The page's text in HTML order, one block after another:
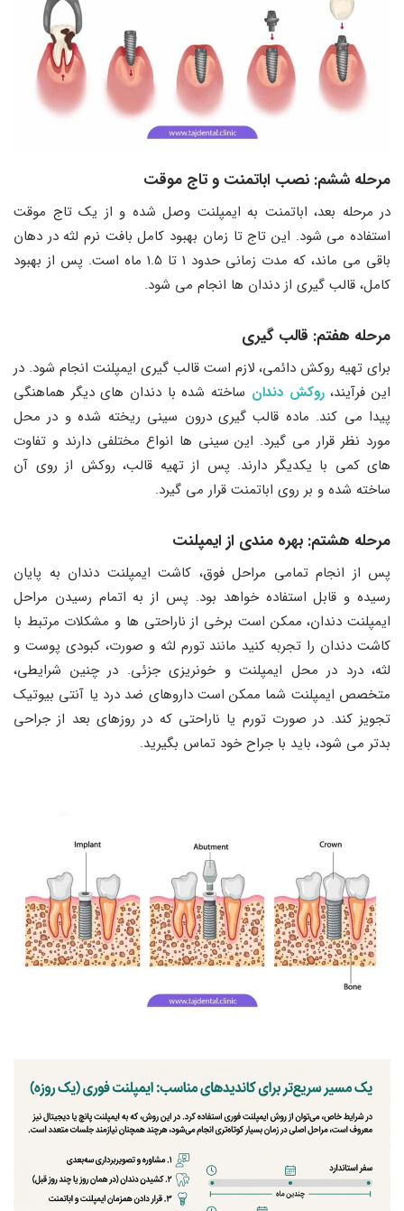
مرحله ششم: نصب اباتمنت و تاج موقت
در مرحله بعد، اباتمنت به ایمپلنت وصل شده و از یک تاج موقت
استفاده می ‌شود. این تاج تا زمان بهبود کامل بافت نرم لثه در دهان
باقی می ‌ماند، که مدت زمانی حدود 1 تا 1.5 ماه است. پس از بهبود
کامل، قالب ‌گیری از دندان ‌ها انجام می ‌شود.
مرحله هفتم: قالب گیری
برای تهیه روکش دائمی، لازم است قالب گیری ایمپلنت انجام شود. در
این فرآیند،روکش دندان ساخته شده با دندان ‌های دیگر هماهنگی
پیدا می ‌کند. ماده قالب‌ گیری درون سینی ریخته شده و در محل
مورد نظر قرار می‌ گیرد. این سینی ‌ها انواع مختلفی دارند و تفاوت
‌های کمی با یکدیگر دارند. پس از تهیه قالب، روکش از روی آن
ساخته شده و بر روی اباتمنت قرار می‌ گیرد.
مرحله هشتم: بهره‌ مندی از ایمپلنت
پس از انجام تمامی مراحل فوق، کاشت ایمپلنت دندان به پایان
رسیده و قابل استفاده خواهد بود. پس از به ‌اتمام رسیدن مراحل
ایمپلنت دندان، ممکن است برخی از ناراحتی ‌ها و مشکلات مرتبط با
کاشت دندان را تجربه کنید مانند تورم لثه و صورت، کبودی پوست و
لثه، درد در محل ایمپلنت و خونریزی جزئی. در چنین شرایطی،
متخصص ایمپلنت شما ممکن است داروهای ضد درد یا آنتی ‌بیوتیک
تجویز کند. در صورت تورم یا ناراحتی که در روزهای بعد از جراحی
بدتر می ‌شود، باید با جراح خود تماس بگیرید.